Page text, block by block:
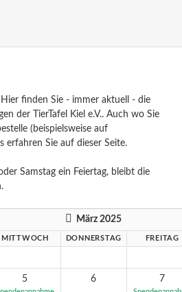
finden Sie - immer aktuell - die
der TierTafel Kiel e.V.. Auch wo Sie
(beispielsweise auf
erfahren Sie auf dieser Seite.
Samstag ein Feiertag, bleibt die
März 2025
MITTWOCH DONNERSTAG FREITAG
5 6 7